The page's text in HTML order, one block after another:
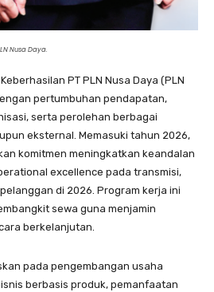
Nusa Daya.
Keberhasilan PT PLN Nusa Daya (PLN
pertumbuhan pendapatan,
serta perolehan berbagai
eksternal. Memasuki tahun 2026,
komitmen meningkatkan keandalan
excellence pada transmisi,
di 2026. Program kerja ini
sewa guna menjamin
berkelanjutan.
pada pengembangan usaha
berbasis produk, pemanfaatan